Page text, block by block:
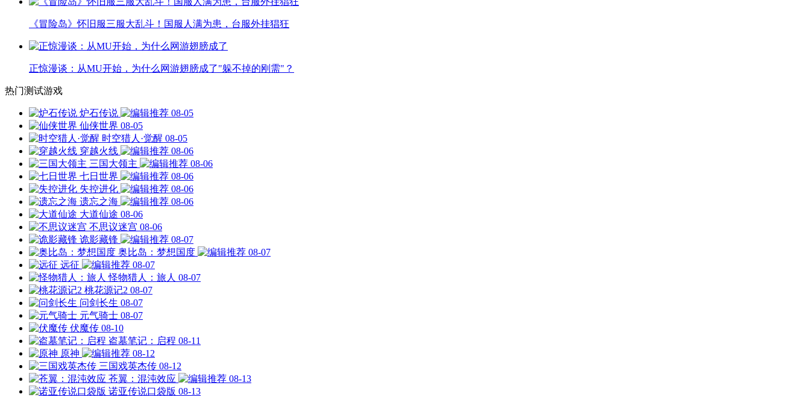
《冒险岛》怀旧服三服大乱斗！国服人满为患，台服外挂猖狂
正惊漫谈：从MU开始，为什么网游翅膀成了"躲不掉的刚需"？
热门测试游戏
炉石传说
08-05
仙侠世界 08-05
时空猎人·觉醒 08-05
穿越火线
08-06
三国大领主
08-06
七日世界
08-06
失控进化
08-06
遗忘之海
08-06
大道仙途 08-06
不思议迷宫 08-06
诡影藏锋
08-07
奥比岛：梦想国度
08-07
远征
08-07
怪物猎人：旅人 08-07
桃花源记2 08-07
问剑长生 08-07
元气骑士 08-07
伏魔传 08-10
盗墓笔记：启程 08-11
原神
08-12
三国戏英杰传 08-12
苍翼：混沌效应
08-13
诺亚传说口袋版 08-13